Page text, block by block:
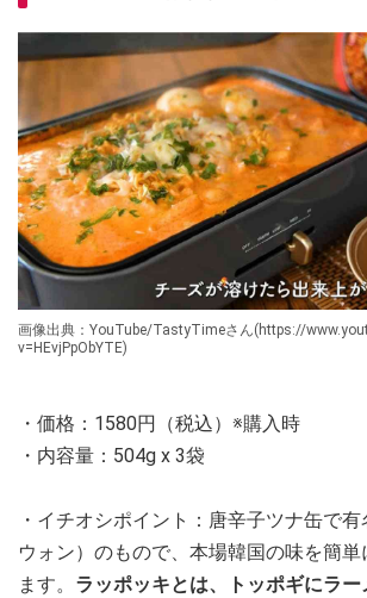
画像出典：YouTube/TastyTimeさん(https://
v=HEvjPpObYTE)
・価格：1580円（税込）※購入時
・内容量：504g x 3袋
・イチオシポイント：唐辛子ツナ缶で
ウォン）のもので、本場韓国の味を簡
ます。 ラッポッキとは、トッポギにラ